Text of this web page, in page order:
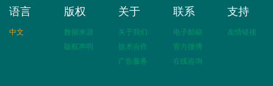
语言
中文
版权
数据来源
版权声明
关于
关于我们
技术合作
广告服务
联系
电子邮箱
官方微博
在线咨询
支持
友情链接